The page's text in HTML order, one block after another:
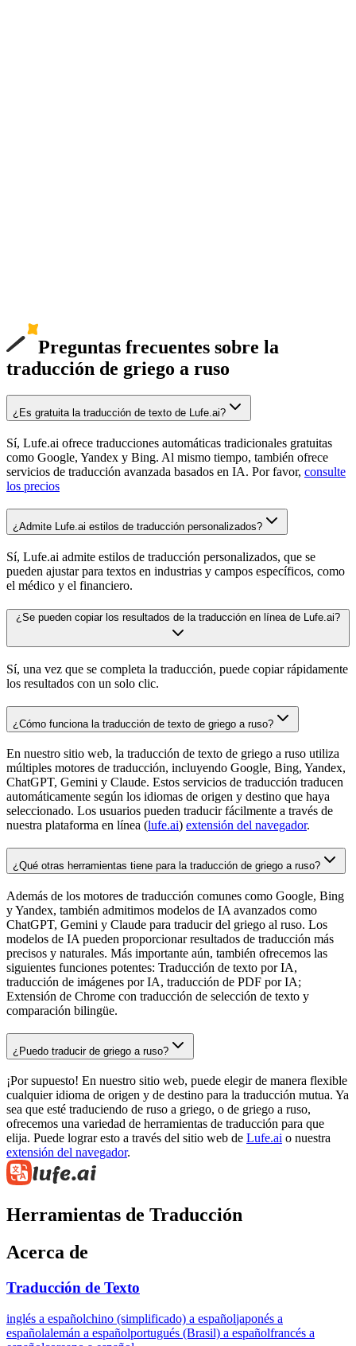
Preguntas frecuentes sobre la
traducción de griego a ruso
¿Es gratuita la traducción de texto de Lufe.ai?
Sí, Lufe.ai ofrece traducciones automáticas tradicionales gratuitas
como Google, Yandex y Bing. Al mismo tiempo, también ofrece
servicios de traducción avanzada basados en IA. Por favor, consulte
los precios
¿Admite Lufe.ai estilos de traducción personalizados?
Sí, Lufe.ai admite estilos de traducción personalizados, que se
pueden ajustar para textos en industrias y campos específicos, como
el médico y el financiero.
¿Se pueden copiar los resultados de la traducción en línea de Lufe.ai?
Sí, una vez que se completa la traducción, puede copiar rápidamente
los resultados con un solo clic.
¿Cómo funciona la traducción de texto de griego a ruso?
En nuestro sitio web, la traducción de texto de griego a ruso utiliza
múltiples motores de traducción, incluyendo Google, Bing, Yandex,
ChatGPT, Gemini y Claude. Estos servicios de traducción traducen
automáticamente según los idiomas de origen y destino que haya
seleccionado. Los usuarios pueden traducir fácilmente a través de
nuestra plataforma en línea (lufe.ai) extensión del navegador.
¿Qué otras herramientas tiene para la traducción de griego a ruso?
Además de los motores de traducción comunes como Google, Bing
y Yandex, también admitimos modelos de IA avanzados como
ChatGPT, Gemini y Claude para traducir del griego al ruso. Los
modelos de IA pueden proporcionar resultados de traducción más
precisos y naturales. Más importante aún, también ofrecemos las
siguientes funciones potentes: Traducción de texto por IA,
traducción de imágenes por IA, traducción de PDF por IA;
Extensión de Chrome con traducción de selección de texto y
comparación bilingüe.
¿Puedo traducir de griego a ruso?
¡Por supuesto! En nuestro sitio web, puede elegir de manera flexible
cualquier idioma de origen y de destino para la traducción mutua. Ya
sea que esté traduciendo de ruso a griego, o de griego a ruso,
ofrecemos una variedad de herramientas de traducción para que
elija. Puede lograr esto a través del sitio web de Lufe.ai o nuestra
extensión del navegador.
Herramientas de Traducción
Acerca de
Traducción de Texto
inglés a españolchino (simplificado) a españoljaponés a
españolalemán a españolportugués (Brasil) a españolfrancés a